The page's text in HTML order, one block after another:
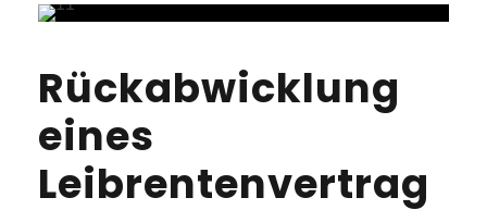
Rückabwicklung
eines
Leibrentenvertrag